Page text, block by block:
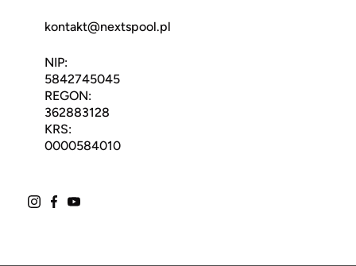
kontakt@nextspool.pl
NIP:
5842745045
REGON:
362883128
KRS:
0000584010